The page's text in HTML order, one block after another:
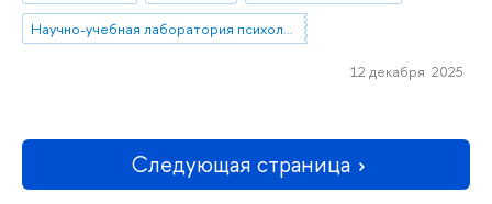
Научно-учебная лаборатория психологии социального неравенства
12 декабря 2025
Следующая страница